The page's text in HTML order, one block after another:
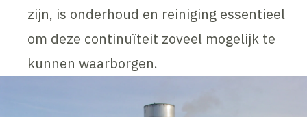
zijn, is onderhoud en reiniging essentieel
om deze continuïteit zoveel mogelijk te
kunnen waarborgen.